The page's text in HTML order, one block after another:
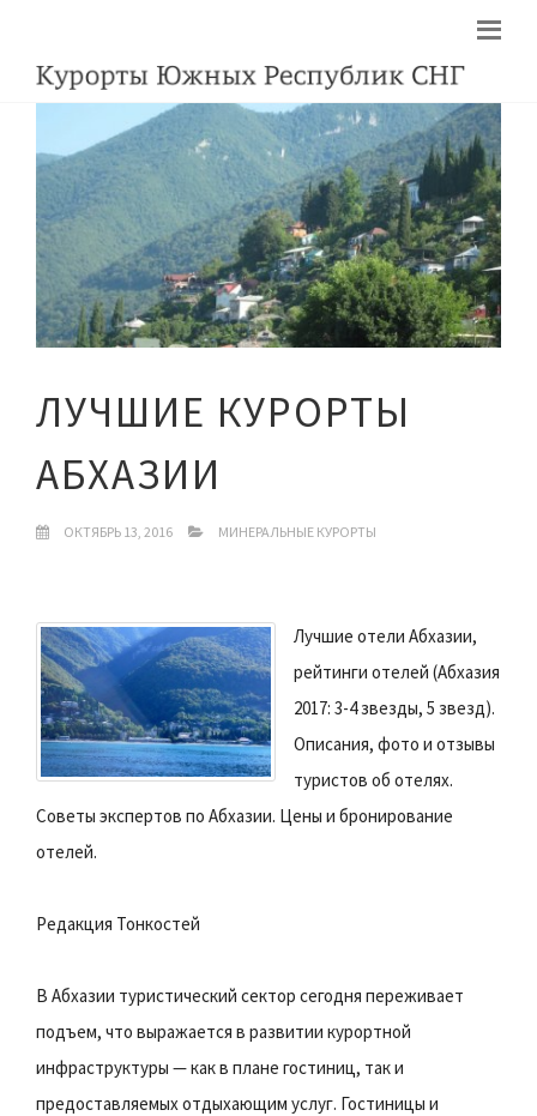
ЛУЧШИЕ КУРОРТЫ
АБХАЗИИ
ОКТЯБРЬ 13, 2016 МИНЕРАЛЬНЫЕ КУРОРТЫ
Лучшие отели Абхазии,
рейтинги отелей (Абхазия
2017: 3-4 звезды, 5 звезд).
Описания, фото и отзывы
туристов об отелях.
Советы экспертов по Абхазии. Цены и бронирование
отелей.
Редакция Тонкостей
В Абхазии туристический сектор сегодня переживает
подъем, что выражается в развитии курортной
инфраструктуры — как в плане гостиниц, так и
предоставляемых отдыхающим услуг. Гостиницы и